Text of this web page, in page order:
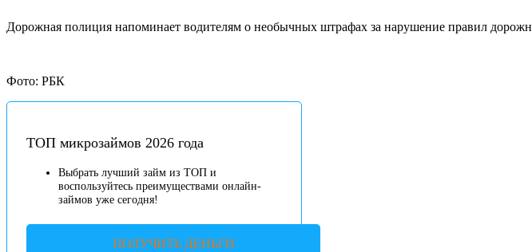
Дорожная полиция напоминает водителям о необычных штрафах за нарушение правил
Фото: РБК
ТОП микрозаймов 2026 года
Выбрать лучший займ из ТОП и
воспользуйтесь преимуществами онлайн-
займов уже сегодня!
ПОЛУЧИТЬ ДЕНЬГИ